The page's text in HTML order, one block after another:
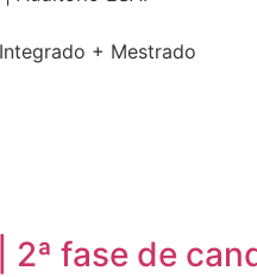
+ Mestrado
2ª fase de